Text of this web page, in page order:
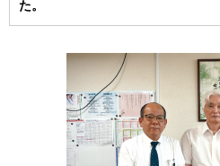
た。